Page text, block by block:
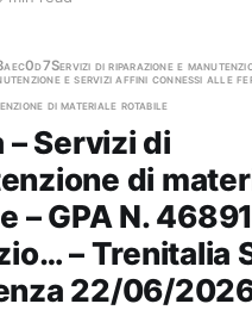
Metro. Stazione
Servizi di riparazione e
e servizi affini connessi alle
di materiale rotabile
– Servizi di
di
– GPA N. 46891
– Trenitalia
22/06/